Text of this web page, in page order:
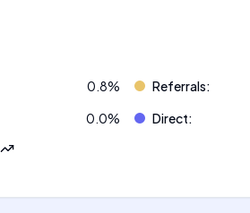
0.8% Referrals:
0.0% Direct: